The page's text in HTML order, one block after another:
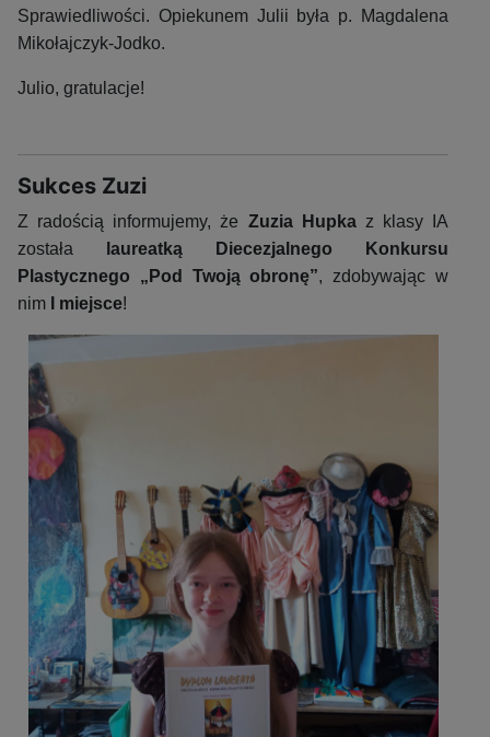
Sprawiedliwości. Opiekunem Julii była p. Magdalena
Mikołajczyk-Jodko.
Julio, gratulacje!
Sukces Zuzi
Z radością informujemy, że Zuzia Hupkaz klasy IA
została
laureatką Diecezjalnego Konkursu
Plastycznego „Pod Twoją obronę”, zdobywając w
nim
I miejsce!